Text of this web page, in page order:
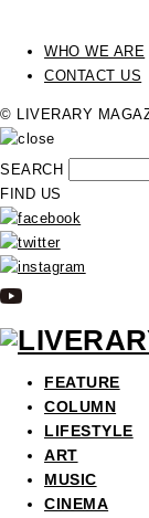
WHO WE ARE
CONTACT US
© LIVERARY
SEARCH
FIND US
FEATURE
COLUMN
LIFESTYLE
ART
MUSIC
CINEMA